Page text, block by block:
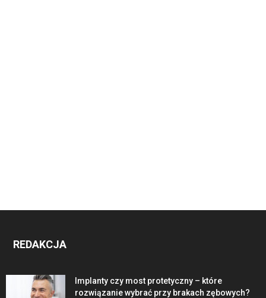
REDAKCJA
Implanty czy most protetyczny – które
rozwiązanie wybrać przy brakach zębowych?